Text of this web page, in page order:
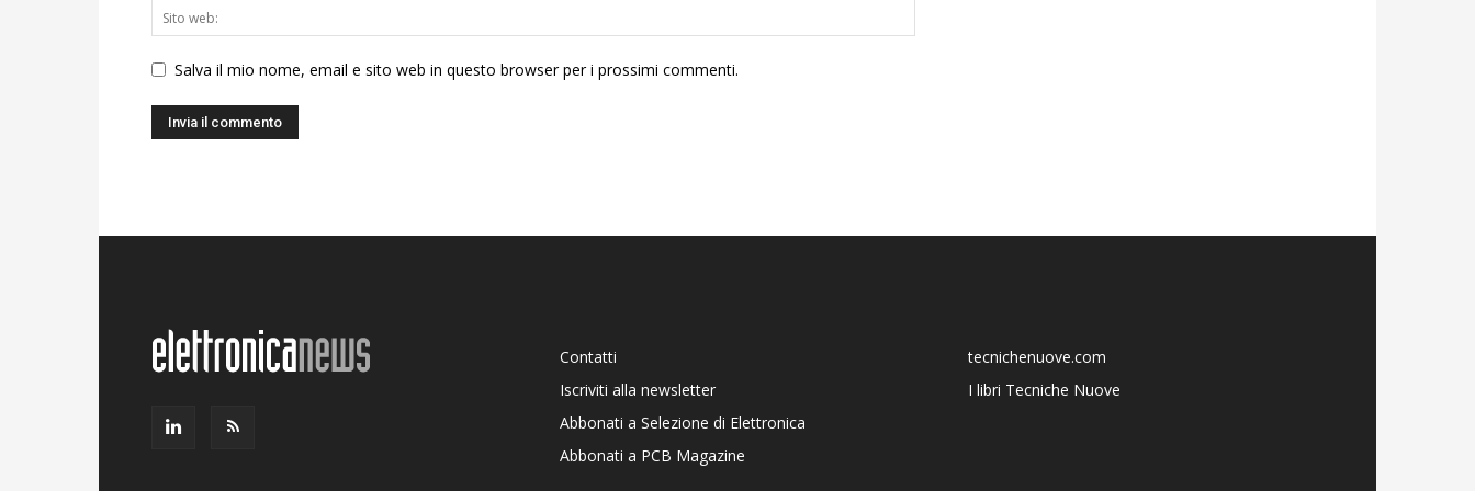
Salva il mio nome, email e sito web in questo browser per i prossimi commenti.
Contatti
Iscriviti alla newsletter
Abbonati a Selezione di Elettronica
Abbonati a PCB Magazine
tecnichenuove.com
I libri Tecniche Nuove